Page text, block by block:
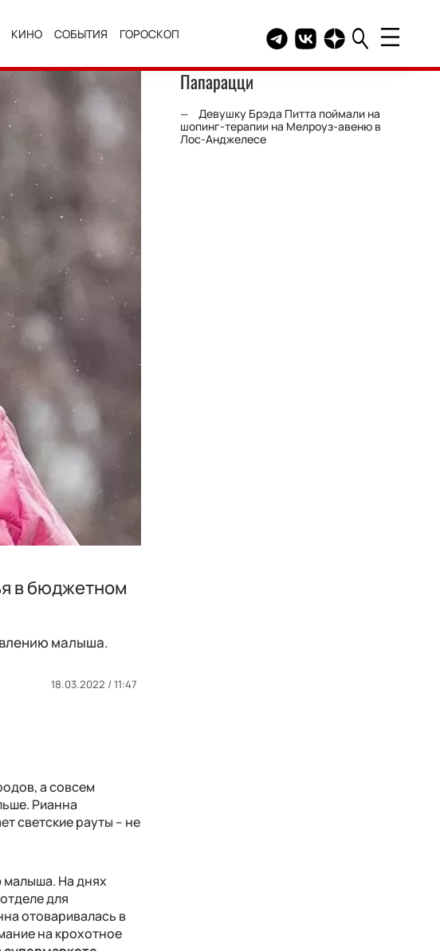
КИНО СОБЫТИЯ ГОРОСКОП Telegram канал HELLO
Группа HELLO
Канал HELLO в
в бюджетном
малыша.
18.03.2022 / 11:47
а совсем
Рианна
светские рауты – не
малыша. На днях
для
отоваривалась в
на крохотное
Папарацци
Девушку Брэда Питта поймали на
шопинг-терапии на Мелроуз-авеню в
Лос-Анджелесе